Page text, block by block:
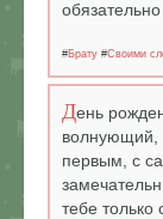
#Брату #Своими
День
волнующий,
первым, с
тебе только